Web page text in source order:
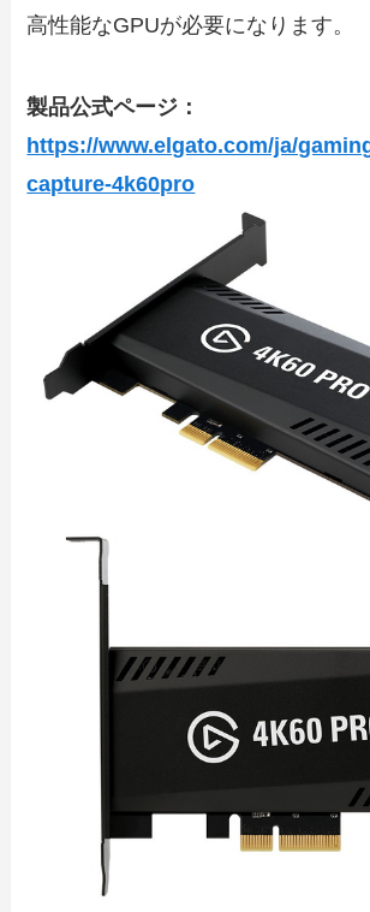
高性能なGPUが必要になります。
製品公式ページ：
https://www.elgato.com/ja/
capture-4k60pro